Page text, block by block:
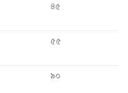
৪৫
৫৫
৯০